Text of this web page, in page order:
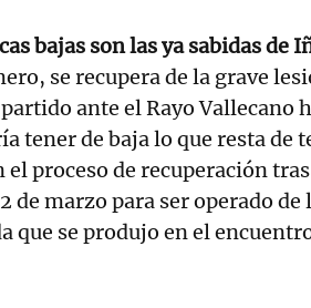
bajas son las ya sabidas de
se recupera de la grave
ante el Rayo Vallecano
tener de baja lo que resta de
el proceso de recuperación
de marzo para ser operado de
que se produjo en el